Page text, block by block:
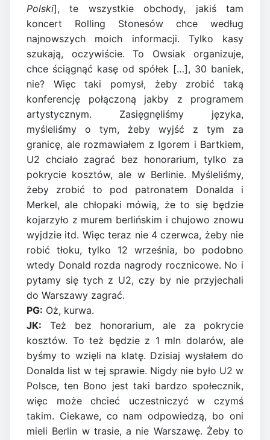
Polski], te wszystkie obchody, jakiś tam
koncert Rolling Stonesów chce według
najnowszych moich informacji. Tylko kasy
szukają, oczywiście. To Owsiak organizuje,
chce ściągnąć kasę od spółek […], 30 baniek,
nie? Więc taki pomysł, żeby zrobić taką
konferencję połączoną jakby z programem
artystycznym. Zasięgnęliśmy języka,
myśleliśmy o tym, żeby wyjść z tym za
granicę, ale rozmawiałem z Igorem i Bartkiem,
U2 chciało zagrać bez honorarium, tylko za
pokrycie kosztów, ale w Berlinie. Myśleliśmy,
żeby zrobić to pod patronatem Donalda i
Merkel, ale chłopaki mówią, że to się będzie
kojarzyło z murem berlińskim i chujowo znowu
wyjdzie itd. Więc teraz nie 4 czerwca, żeby nie
robić tłoku, tylko 12 września, bo podobno
wtedy Donald rozda nagrody rocznicowe. No i
pytamy się tych z U2, czy by nie przyjechali
do Warszawy zagrać.
PG: Oż, kurwa.
JK: Też bez honorarium, ale za pokrycie
kosztów. To też będzie z 1 mln dolarów, ale
byśmy to wzięli na klatę. Dzisiaj wysłałem do
Donalda list w tej sprawie. Nigdy nie było U2 w
Polsce, ten Bono jest taki bardzo społecznik,
więc może chcieć uczestniczyć w czymś
takim. Ciekawe, co nam odpowiedzą, bo oni
mieli Berlin w trasie, a nie Warszawę. Żeby to